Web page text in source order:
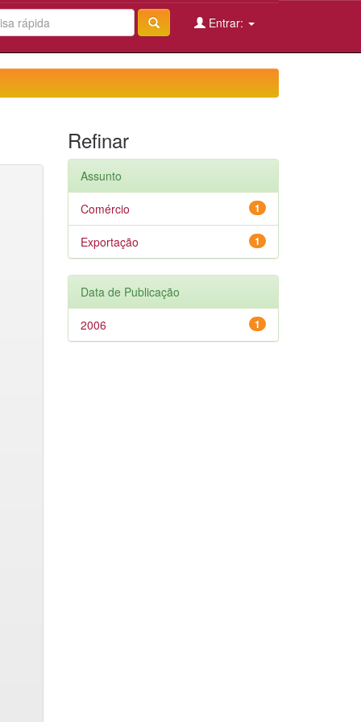
Entrar:
Refinar
Assunto
1
Comércio
1
Exportação
Data de Publicação
1
2006